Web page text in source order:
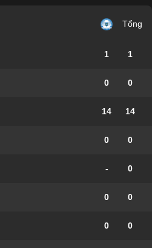
Tổng
1 1
0 0
14 14
0 0
- 0
0 0
0 0